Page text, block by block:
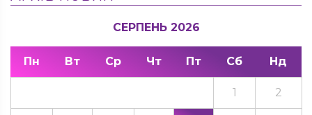
СЕРПЕНЬ 2026
Пн Вт Ср Чт Пт Сб Нд
1 2